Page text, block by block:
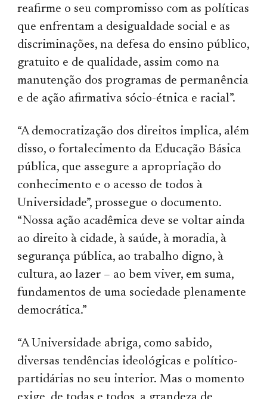
reafirme o seu compromisso com as políticas
que enfrentam a desigualdade social e as
discriminações, na defesa do ensino público,
gratuito e de qualidade, assim como na
manutenção dos programas de permanência
e de ação afirmativa sócio-étnica e racial”.
“A democratização dos direitos implica, além
disso, o fortalecimento da Educação Básica
pública, que assegure a apropriação do
conhecimento e o acesso de todos à
Universidade”, prossegue o documento.
“Nossa ação acadêmica deve se voltar ainda
ao direito à cidade, à saúde, à moradia, à
segurança pública, ao trabalho digno, à
cultura, ao lazer – ao bem viver, em suma,
fundamentos de uma sociedade plenamente
democrática.”
“A Universidade abriga, como sabido,
diversas tendências ideológicas e político-
partidárias no seu interior. Mas o momento